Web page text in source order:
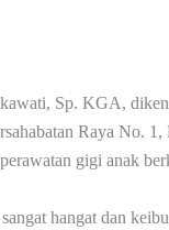
Sp. KGA,
Raya No.
gigi anak
hangat dan